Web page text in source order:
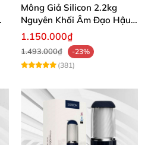
Mông Giả Silicon 2.2kg
Nguyên Khối Âm Đạo Hậu
Môn Siêu Thật
1.150.000₫
1.493.000₫
-23%
(381)